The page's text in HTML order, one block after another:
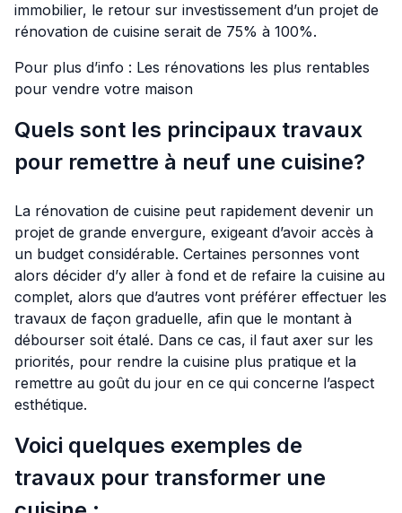
immobilier, le retour sur investissement d’un projet de
rénovation de cuisine serait de 75% à 100%.
Pour plus d’info : Les rénovations les plus rentables
pour vendre votre maison
Quels sont les principaux travaux
pour remettre à neuf une cuisine?
La rénovation de cuisine peut rapidement devenir un
projet de grande envergure, exigeant d’avoir accès à
un budget considérable. Certaines personnes vont
alors décider d’y aller à fond et de refaire la cuisine au
complet, alors que d’autres vont préférer effectuer les
travaux de façon graduelle, afin que le montant à
débourser soit étalé. Dans ce cas, il faut axer sur les
priorités, pour rendre la cuisine plus pratique et la
remettre au goût du jour en ce qui concerne l’aspect
esthétique.
Voici quelques exemples de
travaux pour transformer une